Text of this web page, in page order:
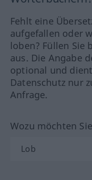
Fehlt eine
aufgefallen oder
loben? Füllen Sie
aus. Die Angabe
optional und
Datenschutz nur
Anfrage.
Wozu möchten